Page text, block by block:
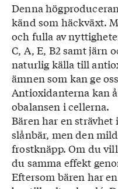
Denna
känd som häckväxt.
och fulla av
C, A, E, B2 samt järn
naturlig källa till
ämnen som kan ge
Antioxidanterna kan
obalansen i cellerna.
Bären har en strävhet
slånbär, men den
frostknäpp. Om du
du samma effekt
Eftersom bären har